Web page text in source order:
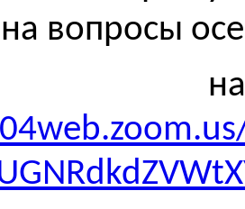
на вопросы
на